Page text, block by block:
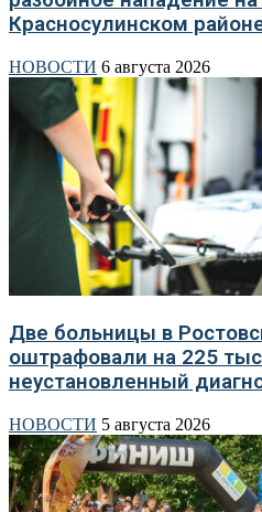
Красносулинском
НОВОСТИ 6 августа 2026
Две больницы в
оштрафовали на 225
неустановленный
НОВОСТИ 5 августа 2026